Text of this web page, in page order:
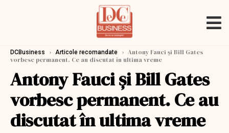
DCBusiness › Articole recomandate › Antony Fauci și Bill Gates
vorbesc permanent. Ce au discutat în ultima vreme
Antony Fauci și Bill Gates
vorbesc permanent. Ce au
discutat în ultima vreme